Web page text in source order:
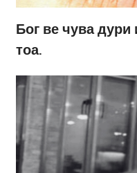
Бог ве чува дури
тоа.